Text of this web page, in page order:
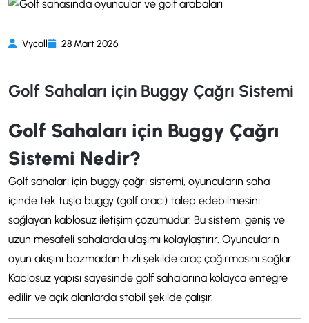
Vycall 28 Mart 2026
Golf Sahaları için Buggy Çağrı Sistemi
Golf Sahaları için Buggy Çağrı
Sistemi Nedir?
Golf sahaları için buggy çağrı sistemi, oyuncuların saha
içinde tek tuşla buggy (golf aracı) talep edebilmesini
sağlayan kablosuz iletişim çözümüdür. Bu sistem, geniş ve
uzun mesafeli sahalarda ulaşımı kolaylaştırır. Oyuncuların
oyun akışını bozmadan hızlı şekilde araç çağırmasını sağlar.
Kablosuz yapısı sayesinde golf sahalarına kolayca entegre
edilir ve açık alanlarda stabil şekilde çalışır.